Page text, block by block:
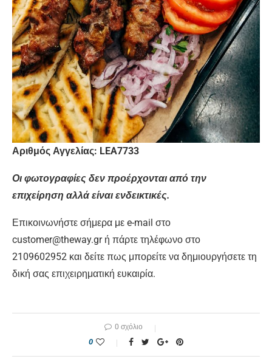
Αριθμός Αγγελίας: LEA7733
Οι φωτογραφίες δεν προέρχονται από την
επιχείρηση αλλά είναι ενδεικτικές.
Επικοινωνήστε σήμερα με e-mail στο
customer@theway.gr ή πάρτε τηλέφωνο στο
2109602952 και δείτε πως μπορείτε να δημιουργήσετε τη
δική σας επιχειρηματική ευκαιρία.
0 σχόλιο
0